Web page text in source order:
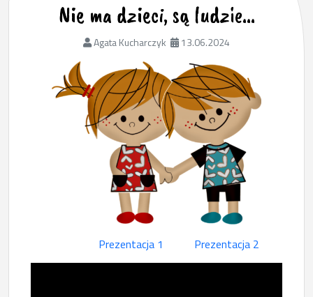
Nie ma dzieci, są ludzie…
Agata Kucharczyk 13.06.2024
Prezentacja 1 Prezentacja 2